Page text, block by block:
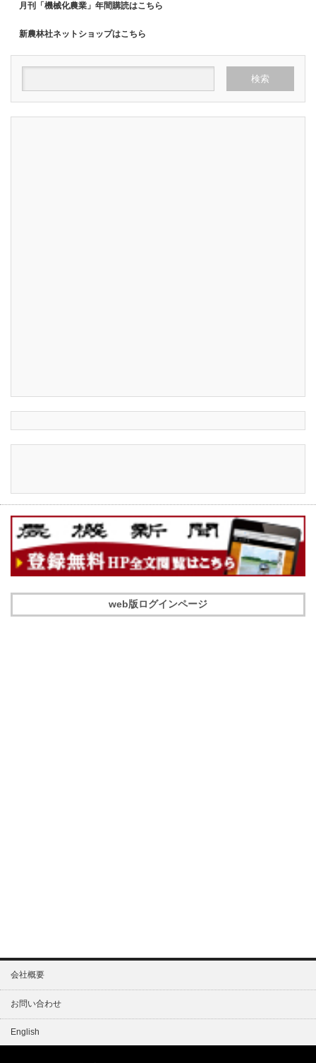
月刊「機械化農業」年間購読はこちら
新農林社ネットショップはこちら
web版ログインページ
会社概要
お問い合わせ
English